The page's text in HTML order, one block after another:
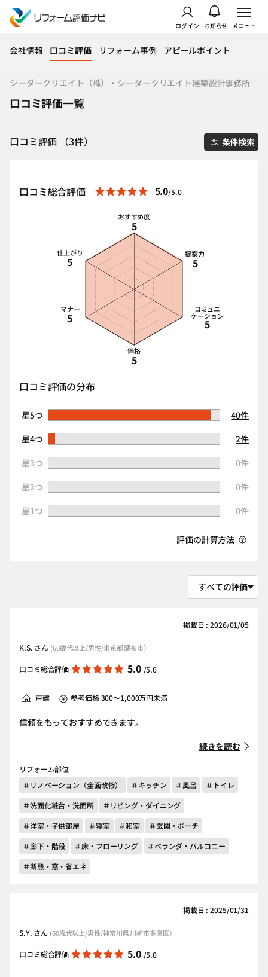
ログイン お知らせ メニュー
会社情報 口コミ評価 リフォーム事例 アピールポイント
シーダークリエイト（株）・シーダークリエイト建築設計事務所
口コミ評価一覧
口コミ評価 （3件） 条件検索
口コミ総合評価 5.0/5.0
おすすめ度
5
提案力
5
コミュニ
ケーション
5
価格
5
マナー
5
仕上がり
5
口コミ評価の分布
星5つ
40件
星4つ
2件
星3つ
0件
星2つ
0件
星1つ
0件
評価の計算方法
掲載日 : 2026/01/05
K.S. さん (60歳代以上/男性/東京都 調布市）
口コミ総合評価 5.0 /5.0
戸建 参考価格 300～1,000万円未満
信頼をもっておすすめできます。
続きを読む
リフォーム部位
＃リノベーション（全面改修）
＃キッチン ＃風呂
＃トイレ
＃洗面化粧台・洗面所
＃リビング・ダイニング
＃洋室・子供部屋
＃寝室 ＃和室
＃玄関・ポーチ
＃廊下・階段
＃床・フローリング
＃ベランダ・バルコニー
＃断熱・窓・省エネ
掲載日 : 2025/01/31
S.Y. さん (60歳代以上/男性/神奈川県 川崎市多摩区）
口コミ総合評価 5.0 /5.0